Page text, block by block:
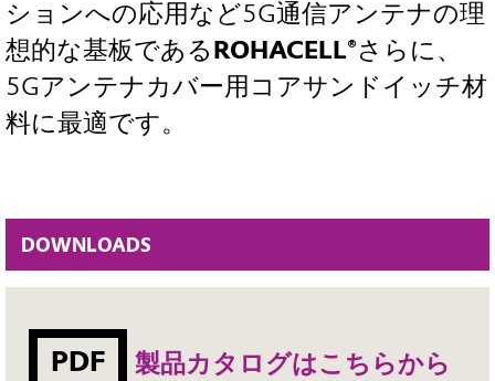
DOWNLOADS
PDF 製品カタログはこちらから
ションへの応用など5G通信アンテナの理
想的な基板であるROHACELL®さらに、
5Gアンテナカバー用コアサンドイッチ材
料に最適です。